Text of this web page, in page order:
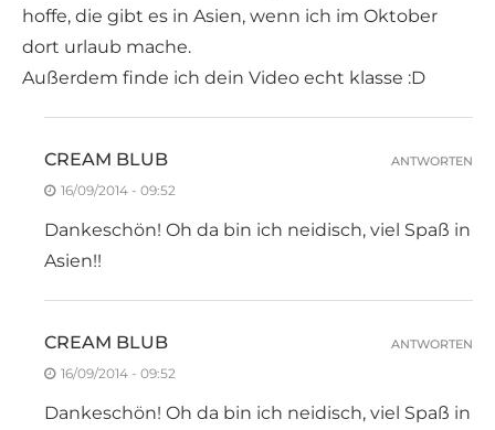
hoffe, die gibt es in Asien, wenn ich im Oktober
dort urlaub mache.
Außerdem finde ich dein Video echt klasse :D
CREAM BLUB
16/09/2014 - 09:52
Dankeschön! Oh da bin ich neidisch, viel Spaß in
Asien!!
ANTWORTEN
CREAM BLUB
16/09/2014 - 09:52
Dankeschön! Oh da bin ich neidisch, viel Spaß in
ANTWORTEN